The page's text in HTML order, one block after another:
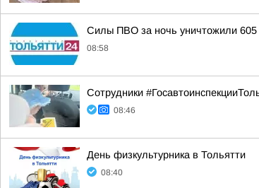
Силы ПВО за ночь уничтожили 605
08:58
Сотрудники
08:46
День физкультурника в Тольятти
08:40